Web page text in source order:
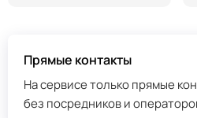
Прямые контакты
На сервисе только прямые
без посредников и